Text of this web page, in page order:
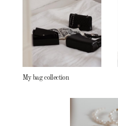
My bag collection